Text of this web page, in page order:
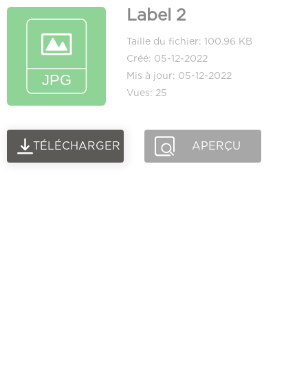
Label 2
Taille du fichier: 100.96 KB
Créé: 05-12-2022
Mis à jour: 05-12-2022
Vues: 25
TÉLÉCHARGER APERÇU